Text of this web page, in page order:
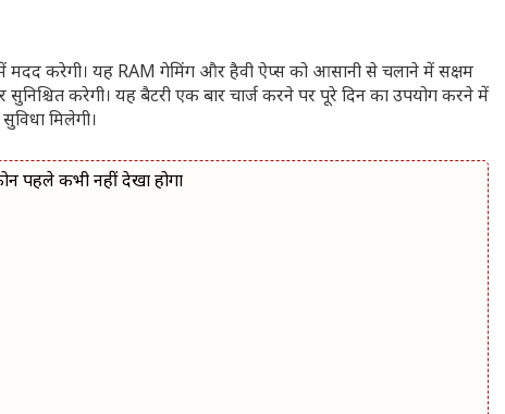
मदद करेगी। यह RAM गेमिंग और हैवी ऐप्स को आसानी से चलाने में सक्षम
करेगी। यह बैटरी एक बार चार्ज करने पर पूरे दिन का उपयोग करने में
मिलेगी।
पहले कभी नहीं देखा होगा